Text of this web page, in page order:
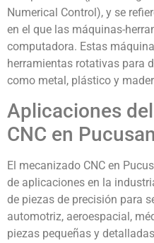
Numerical Control), y se
en el que las máquinas-
computadora. Estas
herramientas rotativas para
como metal, plástico y
Aplicaciones
CNC en
El mecanizado CNC en
de aplicaciones en la
de piezas de precisión para
automotriz, aeroespacial,
piezas pequeñas y